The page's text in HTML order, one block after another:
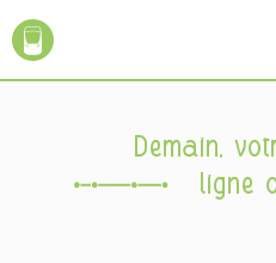
Demain,
ligne